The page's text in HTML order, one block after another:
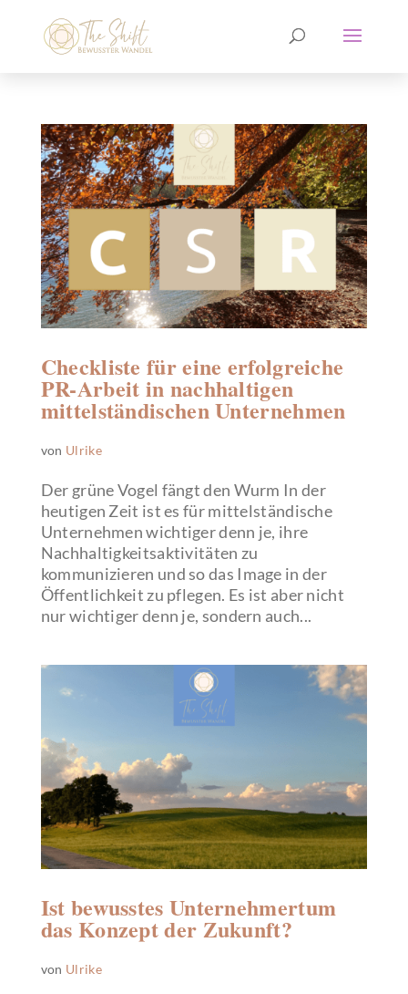
Checkliste für eine erfolgreiche
PR-Arbeit in nachhaltigen
mittelständischen Unternehmen
von Ulrike
Der grüne Vogel fängt den Wurm In der
heutigen Zeit ist es für mittelständische
Unternehmen wichtiger denn je, ihre
Nachhaltigkeitsaktivitäten zu
kommunizieren und so das Image in der
Öffentlichkeit zu pflegen. Es ist aber nicht
nur wichtiger denn je, sondern auch...
Ist bewusstes Unternehmertum
das Konzept der Zukunft?
von Ulrike